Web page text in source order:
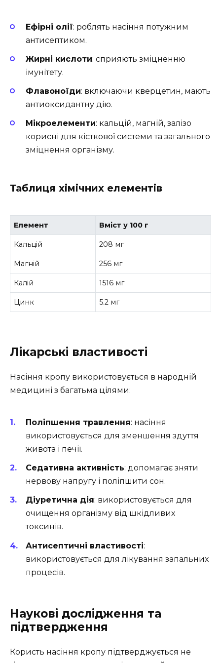
Ефірні олії: роблять насіння потужним
антисептиком.
Жирні кислоти: сприяють зміцненню
імунітету.
Флавоноїди: включаючи кверцетин, мають
антиоксидантну дію.
Мікроелементи: кальцій, магній, залізо
корисні для кісткової системи та загального
зміцнення організму.
Таблиця хімічних елементів
Елемент Вміст у 100 г
Кальцій 208 мг
Магній 256 мг
Калій 1516 мг
Цинк 5.2 мг
Лікарські властивості
Насіння кропу використовується в народній
медицині з багатьма цілями:
Поліпшення травлення: насіння
використовується для зменшення здуття
живота і печії.
Седативна активність: допомагає зняти
нервову напругу і поліпшити сон.
Діуретична дія: використовується для
очищення організму від шкідливих
токсинів.
Антисептичні властивості:
використовується для лікування запальних
процесів.
Наукові дослідження та
підтвердження
Користь насіння кропу підтверджується не